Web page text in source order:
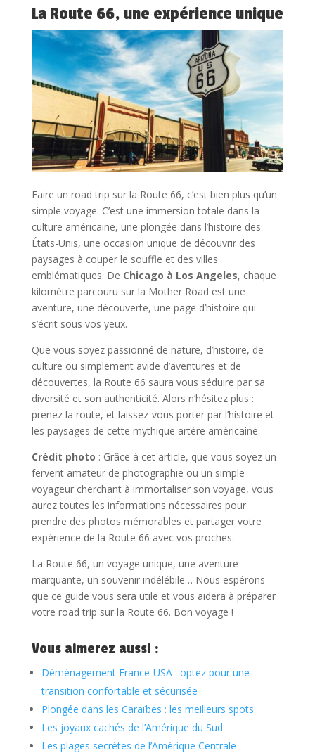
La Route 66, une expérience unique
Faire un road trip sur la Route 66, c’est bien plus qu’un
simple voyage. C’est une immersion totale dans la
culture américaine, une plongée dans l’histoire des
États-Unis, une occasion unique de découvrir des
paysages à couper le souffle et des villes
emblématiques. De Chicago à Los Angeles, chaque
kilomètre parcouru sur la Mother Road est une
aventure, une découverte, une page d’histoire qui
s’écrit sous vos yeux.
Que vous soyez passionné de nature, d’histoire, de
culture ou simplement avide d’aventures et de
découvertes, la Route 66 saura vous séduire par sa
diversité et son authenticité. Alors n’hésitez plus :
prenez la route, et laissez-vous porter par l’histoire et
les paysages de cette mythique artère américaine.
Crédit photo : Grâce à cet article, que vous soyez un
fervent amateur de photographie ou un simple
voyageur cherchant à immortaliser son voyage, vous
aurez toutes les informations nécessaires pour
prendre des photos mémorables et partager votre
expérience de la Route 66 avec vos proches.
La Route 66, un voyage unique, une aventure
marquante, un souvenir indélébile… Nous espérons
que ce guide vous sera utile et vous aidera à préparer
votre road trip sur la Route 66. Bon voyage !
Vous aimerez aussi :
Déménagement France-USA : optez pour une
transition confortable et sécurisée
Plongée dans les Caraïbes : les meilleurs spots
Les joyaux cachés de l’Amérique du Sud
Les plages secrètes de l’Amérique Centrale